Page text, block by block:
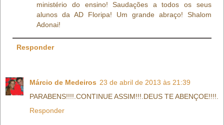
ministério do ensino! Saudações a todos os seus
alunos da AD Floripa! Um grande abraço! Shalom
Adonai!
Responder
Márcio de Medeiros 23 de abril de 2013 às 21:39
PARABENS!!!!.CONTINUE ASSIM!!!.DEUS TE ABENÇOE!!!!.
Responder